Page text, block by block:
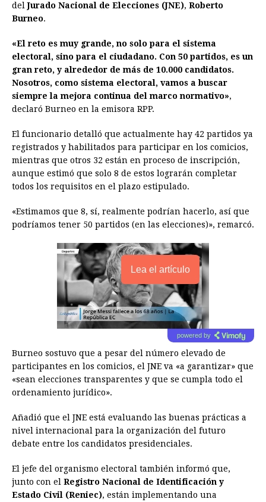
o
k
n
e
r
A
p
d
r
s
t
d
n
delJurado Nacional de Elecciones (JNE), Roberto
Burneo.
«El reto es muy grande, no solo para el sistema
electoral, sino para el ciudadano. Con 50 partidos, es un
gran reto, y alrededor de más de 10.000 candidatos.
Nosotros, como sistema electoral, vamos a buscar
siempre la mejora continua del marco normativo»,
declaró Burneo en la emisora RPP.
El funcionario detalló que actualmente hay 42 partidos ya
registrados y habilitados para participar en los comicios,
mientras que otros 32 están en proceso de inscripción,
aunque estimó que solo 8 de estos lograrán completar
todos los requisitos en el plazo estipulado.
«Estimamos que 8, sí, realmente podrían hacerlo, así que
podríamos tener 50 partidos (en las elecciones)», remarcó.
Lea el artículo
powered by
Burneo sostuvo que a pesar del número elevado de
participantes en los comicios, el JNE va «a garantizar» que
«sean elecciones transparentes y que se cumpla todo el
ordenamiento jurídico».
Añadió que el JNE está evaluando las buenas prácticas a
nivel internacional para la organización del futuro
debate entre los candidatos presidenciales.
El jefe del organismo electoral también informó que,
junto con el Registro Nacional de Identificación y
Estado Civil (Reniec), están implementando una